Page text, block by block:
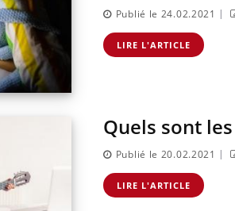
Publié le 24.02.2021 |
LIRE L'ARTICLE
Quels sont
Publié le 20.02.2021 |
LIRE L'ARTICLE